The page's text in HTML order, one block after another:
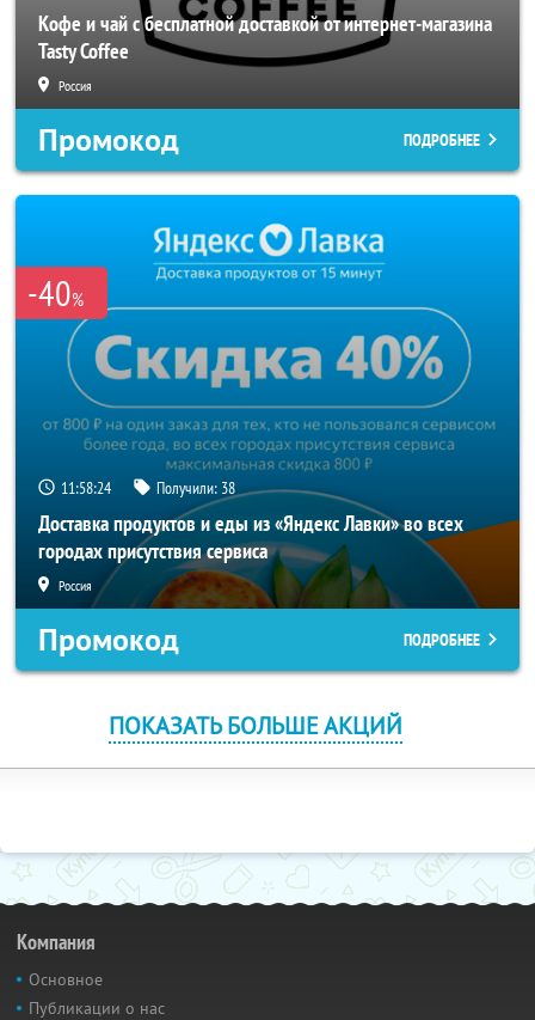
Кофе и чай с бесплатной доставкой от интернет-магазина
Tasty Coffee
Россия
Промокод ПОДРОБНЕЕ
-40%
11:58:24 Получили: 38
Доставка продуктов и еды из «Яндекс Лавки» во всех
городах присутствия сервиса
Россия
Промокод ПОДРОБНЕЕ
ПОКАЗАТЬ БОЛЬШЕ АКЦИЙ
Компания
Основное
Публикации о нас